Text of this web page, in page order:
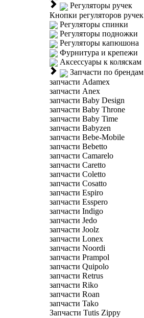
Регуляторы ручек
Кнопки регуляторов ручек
Регуляторы спинки
Регуляторы подножки
Регуляторы капюшона
Фурнитура и крепежи
Аксессуары к коляскам
Запчасти по брендам
запчасти Adamex
запчасти Anex
запчасти Baby Design
запчасти Baby Throne
запчасти Baby Time
запчасти Babyzen
запчасти Bebe-Mobile
запчасти Bebetto
запчасти Camarelo
запчасти Caretto
запчасти Coletto
запчасти Cosatto
запчасти Espiro
запчасти Esspero
запчасти Indigo
запчасти Jedo
запчасти Joolz
запчасти Lonex
запчасти Noordi
запчасти Prampol
запчасти Quipolo
запчасти Retrus
запчасти Riko
запчасти Roan
запчасти Tako
Запчасти Tutis Zippy